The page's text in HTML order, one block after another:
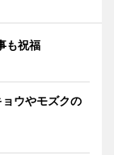
も祝福
ウやモズクの